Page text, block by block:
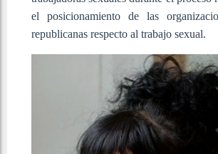
el posicionamiento de las
republicanas respecto al trabajo sexual.